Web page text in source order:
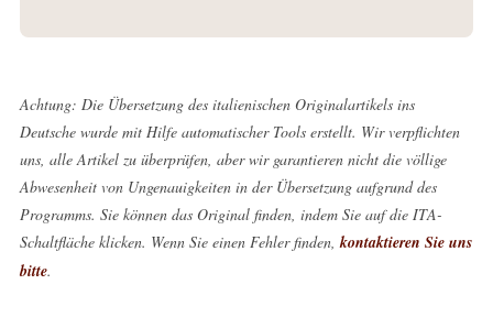
Achtung: Die Übersetzung des italienischen Originalartikels ins
Deutsche wurde mit Hilfe automatischer Tools erstellt. Wir verpflichten
uns, alle Artikel zu überprüfen, aber wir garantieren nicht die völlige
Abwesenheit von Ungenauigkeiten in der Übersetzung aufgrund des
Programms. Sie können das Original finden, indem Sie auf die ITA-
Schaltfläche klicken. Wenn Sie einen Fehler finden,kontaktieren Sie uns
bitte.